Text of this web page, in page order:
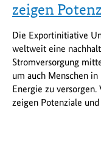
zeigen
Die Exportinitiative
weltweit eine
Stromversorgung
um auch Menschen
Energie zu
zeigen Potenziale